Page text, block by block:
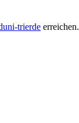
uni-trierde erreichen.